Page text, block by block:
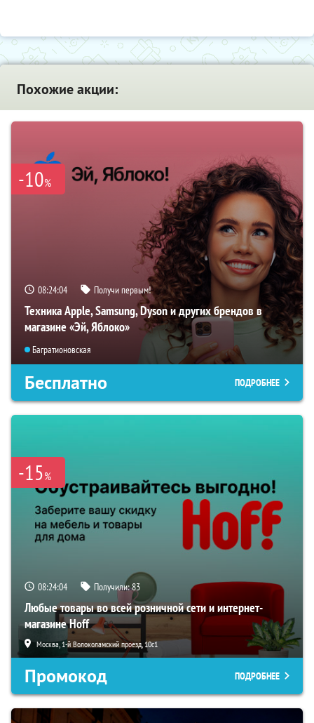
Похожие акции:
-10%
08:24:03 Получи первым!
Техника Apple, Samsung, Dyson и других брендов в
магазине «Эй, Яблоко»
Багратионовская
Бесплатно ПОДРОБНЕЕ
-15%
08:24:03 Получили:83
Любые товары во всей розничной сети и интернет-
магазине Hoff
Москва, 1-й Волоколамский проезд, 10с1
Промокод ПОДРОБНЕЕ